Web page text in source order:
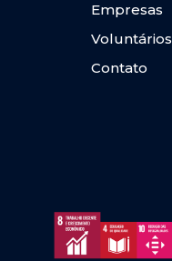
Empresas
Voluntários
Contato